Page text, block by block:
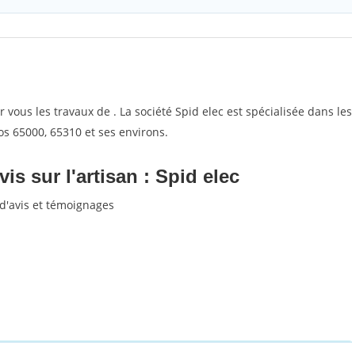
les travaux de . La société Spid elec est spécialisée dans les
65000, 65310 et ses environs.
sur l'artisan : Spid elec
et témoignages